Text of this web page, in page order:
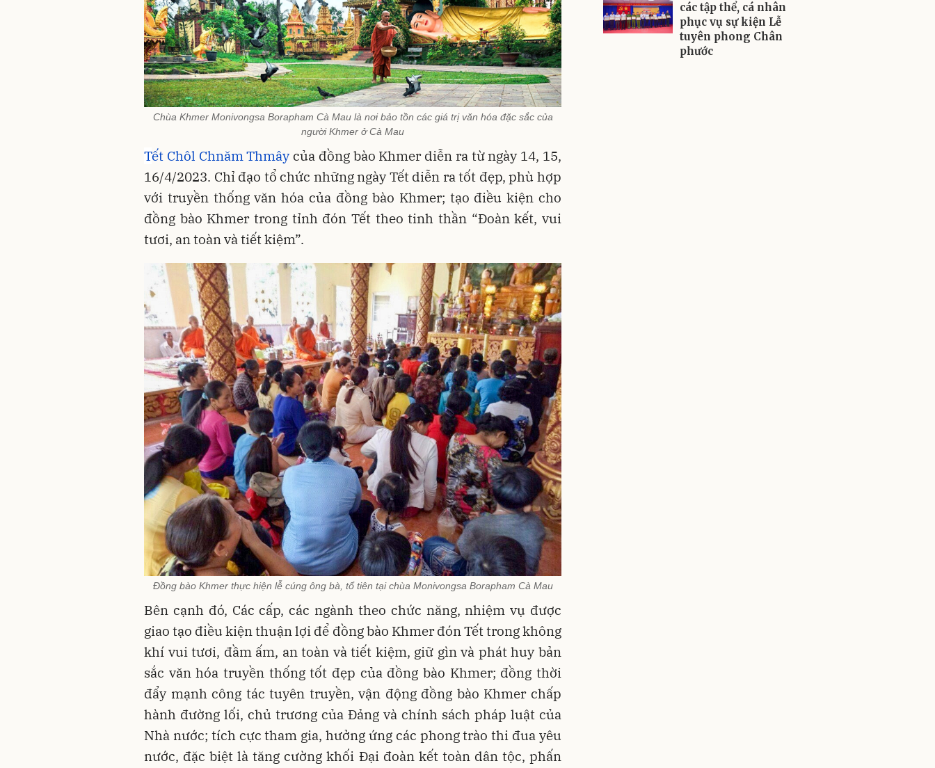
Chùa Khmer Monivongsa Borapham Cà Mau là nơi bảo tồn các giá trị văn hóa đặc sắc của
người Khmer ở Cà Mau
Tết Chôl Chnăm Thmâycủa đồng bào Khmer diễn ra từ ngày 14, 15,
16/4/2023. Chỉ đạo tổ chức những ngày Tết diễn ra tốt đẹp, phù hợp
với truyền thống văn hóa của đồng bào Khmer; tạo điều kiện cho
đồng bào Khmer trong tỉnh đón Tết theo tinh thần “Đoàn kết, vui
tươi, an toàn và tiết kiệm”.
Đồng bào Khmer thực hiện lễ cúng ông bà, tổ tiên tại chùa Monivongsa Borapham Cà Mau
Bên cạnh đó, Các cấp, các ngành theo chức năng, nhiệm vụ được
giao tạo điều kiện thuận lợi để đồng bào Khmer đón Tết trong không
khí vui tươi, đầm ấm, an toàn và tiết kiệm, giữ gìn và phát huy bản
sắc văn hóa truyền thống tốt đẹp của đồng bào Khmer; đồng thời
đẩy mạnh công tác tuyên truyền, vận động đồng bào Khmer chấp
hành đường lối, chủ trương của Đảng và chính sách pháp luật của
Nhà nước; tích cực tham gia, hưởng ứng các phong trào thi đua yêu
nước, đặc biệt là tăng cường khối Đại đoàn kết toàn dân tộc, phấn
các tập thể, cá nhân
phục vụ sự kiện Lễ
tuyên phong Chân
phước